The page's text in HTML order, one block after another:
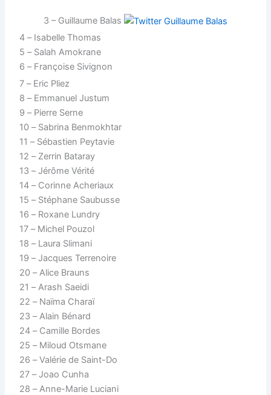
3 – Guillaume Balas
4 – Isabelle Thomas
5 – Salah Amokrane
6 – Françoise Sivignon
7 – Eric Pliez
8 – Emmanuel Justum
9 – Pierre Serne
10 – Sabrina Benmokhtar
11 – Sébastien Peytavie
12 – Zerrin Bataray
13 – Jérôme Vérité
14 – Corinne Acheriaux
15 – Stéphane Saubusse
16 – Roxane Lundry
17 – Michel Pouzol
18 – Laura Slimani
19 – Jacques Terrenoire
20 – Alice Brauns
21 – Arash Saeidi
22 – Naïma Charaï
23 – Alain Bénard
24 – Camille Bordes
25 – Miloud Otsmane
26 – Valérie de Saint-Do
27 – Joao Cunha
28 – Anne-Marie Luciani